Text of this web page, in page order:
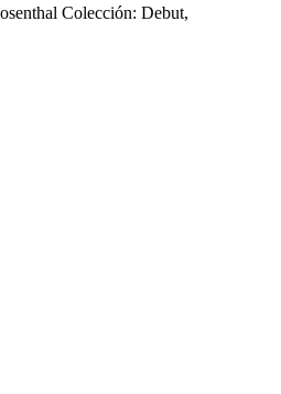
Colección: Debut,